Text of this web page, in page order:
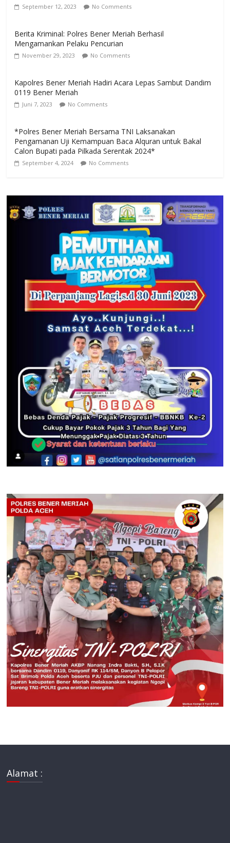
September 12, 2023 No Comments
Berita Kriminal: Polres Bener Meriah Berhasil
Mengamankan Pelaku Pencurian
November 29, 2023 No Comments
Kapolres Bener Meriah Hadiri Acara Lepas Sambut Dandim
0119 Bener Meriah
Juni 7, 2023 No Comments
*Polres Bener Meriah Bersama TNI Laksanakan
Pengamanan Uji Kemampuan Baca Alquran untuk Bakal
Calon Bupati pada Pilkada Serentak 2024*
September 4, 2024 No Comments
Alamat :